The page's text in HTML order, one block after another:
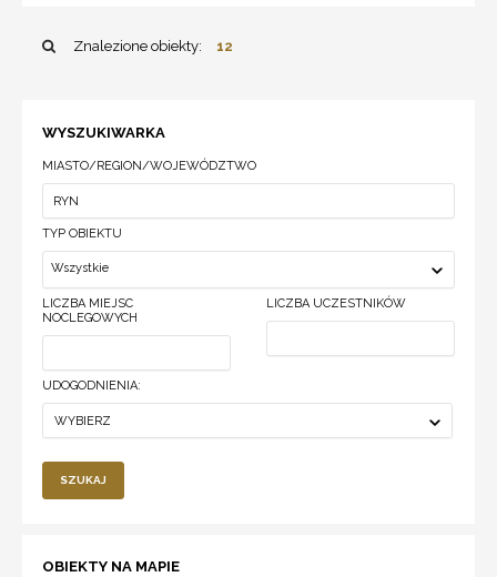
Znalezione obiekty: 12
WYSZUKIWARKA
MIASTO/REGION/WOJEWÓDZTWO
TYP OBIEKTU
Wszystkie
LICZBA MIEJSC
NOCLEGOWYCH
LICZBA UCZESTNIKÓW
UDOGODNIENIA:
WYBIERZ
SZUKAJ
OBIEKTY NA MAPIE